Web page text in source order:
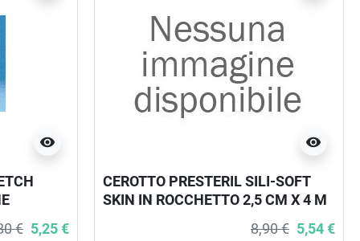
visibility
€ 5,25 €
visibility
CEROTTO PRESTERIL SILI-SOFT
SKIN IN ROCCHETTO 2,5 CM X 4 M
8,90 € 5,54 €